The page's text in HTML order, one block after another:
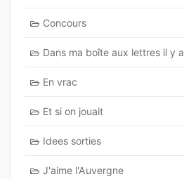
Concours
Dans ma boîte aux lettres il y a
En vrac
Et si on jouait
Idees sorties
J'aime l'Auvergne